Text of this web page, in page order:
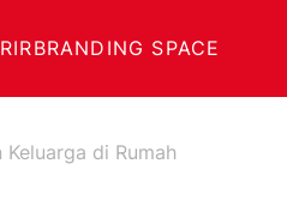
BRANDING SPACE
di Rumah